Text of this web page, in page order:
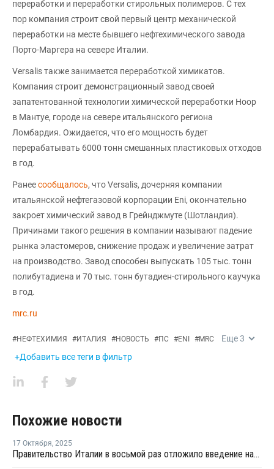
переработки и переработки стирольных полимеров. С тех
пор компания строит свой первый центр механической
переработки на месте бывшего нефтехимического завода
Порто-Маргера на севере Италии.
Versalis также занимается переработкой химикатов.
Компания строит демонстрационный завод своей
запатентованной технологии химической переработки Hoop
в Мантуе, городе на севере итальянского региона
Ломбардия. Ожидается, что его мощность будет
перерабатывать 6000 тонн смешанных пластиковых отходов
в год.
Ранеесообщалось, что Versalis, дочерняя компании
итальянской нефтегазовой корпорации Eni, окончательно
закроет химический завод в Грейнджмуте (Шотландия).
Причинами такого решения в компании называют падение
рынка эластомеров, снижение продаж и увеличение затрат
на производство. Завод способен выпускать 105 тыс. тонн
полибутадиена и 70 тыс. тонн бутадиен-стирольного каучука
в год.
mrc.ru
#НЕФТЕХИМИЯ #ИТАЛИЯ #НОВОСТЬ #ПС #ENI #MRC Еще3
+Добавить все теги в фильтр
Похожие новости
17 Октября, 2025
Правительство Италии в восьмой раз отложило введение налога на пластик